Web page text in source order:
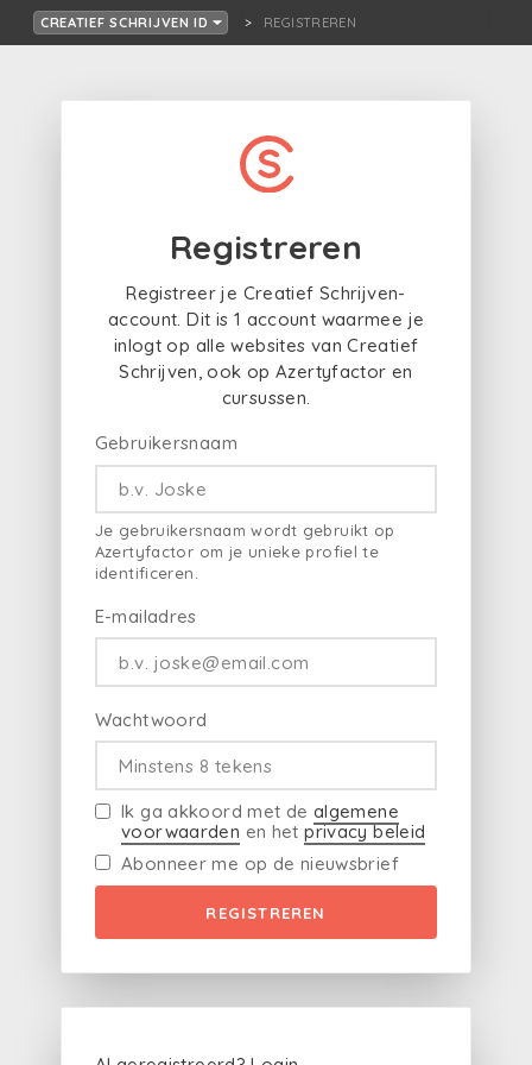
CREATIEF SCHRIJVEN ID REGISTREREN
Registreren
Registreer je Creatief Schrijven-
account. Dit is 1 account waarmee je
inlogt op alle websites van Creatief
Schrijven, ook op Azertyfactor en
cursussen.
Gebruikersnaam
Je gebruikersnaam wordt gebruikt op
Azertyfactor om je unieke profiel te
identificeren.
E-mailadres
Wachtwoord
Ik ga akkoord met de algemene
voorwaarden en hetprivacy beleid
Abonneer me op de nieuwsbrief
REGISTREREN